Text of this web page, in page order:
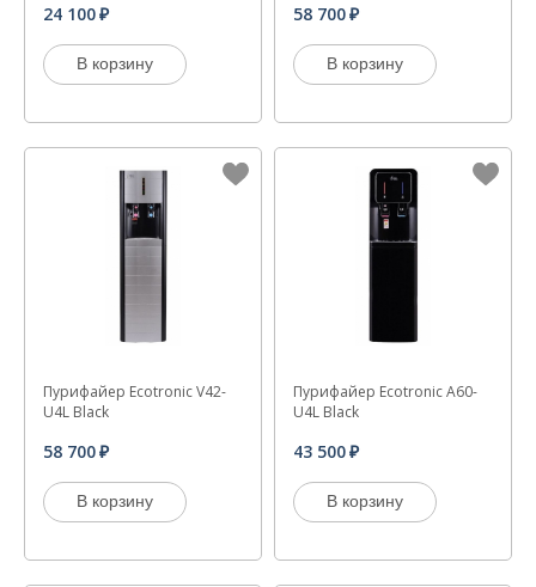
24 100
В корзину
58 700
В корзину
Пурифайер Ecotronic V42-
U4L Black
58 700
В корзину
Пурифайер Ecotronic A60-
U4L Black
43 500
В корзину